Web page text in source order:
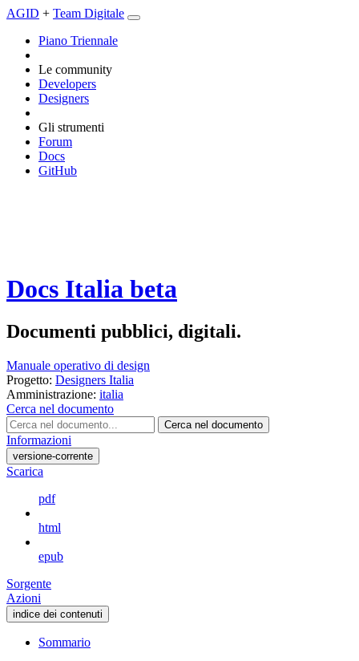
AGID + Team Digitale
Piano Triennale
Le community
Developers
Designers
Gli strumenti
Forum
Docs
GitHub
Docs Italia beta
Documenti pubblici, digitali.
Manuale operativo di design
Progetto: Designers Italia
Amministrazione: italia
Cerca nel documento
Cerca nel documento
Informazioni
versione-corrente
Scarica
pdf
html
epub
Sorgente
Azioni
indice dei contenuti
Sommario